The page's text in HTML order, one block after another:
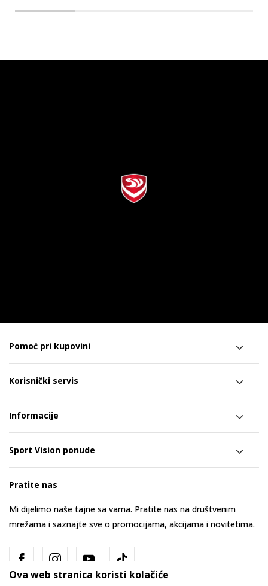
Pomoć pri kupovini
Korisnički servis
Informacije
Sport Vision ponude
Pratite nas
Mi dijelimo naše tajne sa vama. Pratite nas na društvenim
mrežama i saznajte sve o promocijama, akcijama i novitetima.
Ova web stranica koristi kolačiće